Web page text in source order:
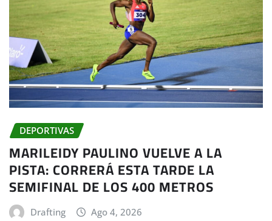
DEPORTIVAS
MARILEIDY PAULINO VUELVE A LA
PISTA: CORRERÁ ESTA TARDE LA
SEMIFINAL DE LOS 400 METROS
Drafting Ago 4, 2026